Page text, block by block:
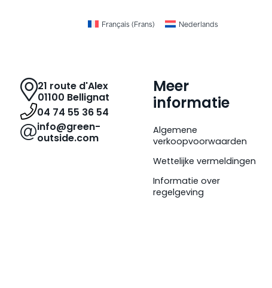
Français ( Frans) Nederlands
21 route d'Alex
01100 Bellignat
04 74 55 36 54
info@green-
outside.com
Meer
informatie
Algemene
verkoopvoorwaarden
Wettelijke vermeldingen
Informatie over
regelgeving